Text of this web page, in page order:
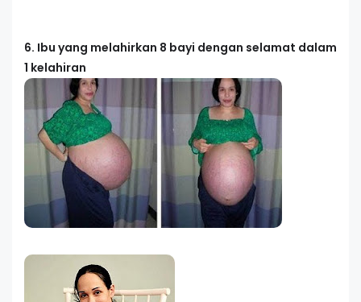
6. Ibu yang melahirkan 8 bayi dengan selamat dalam
1 kelahiran